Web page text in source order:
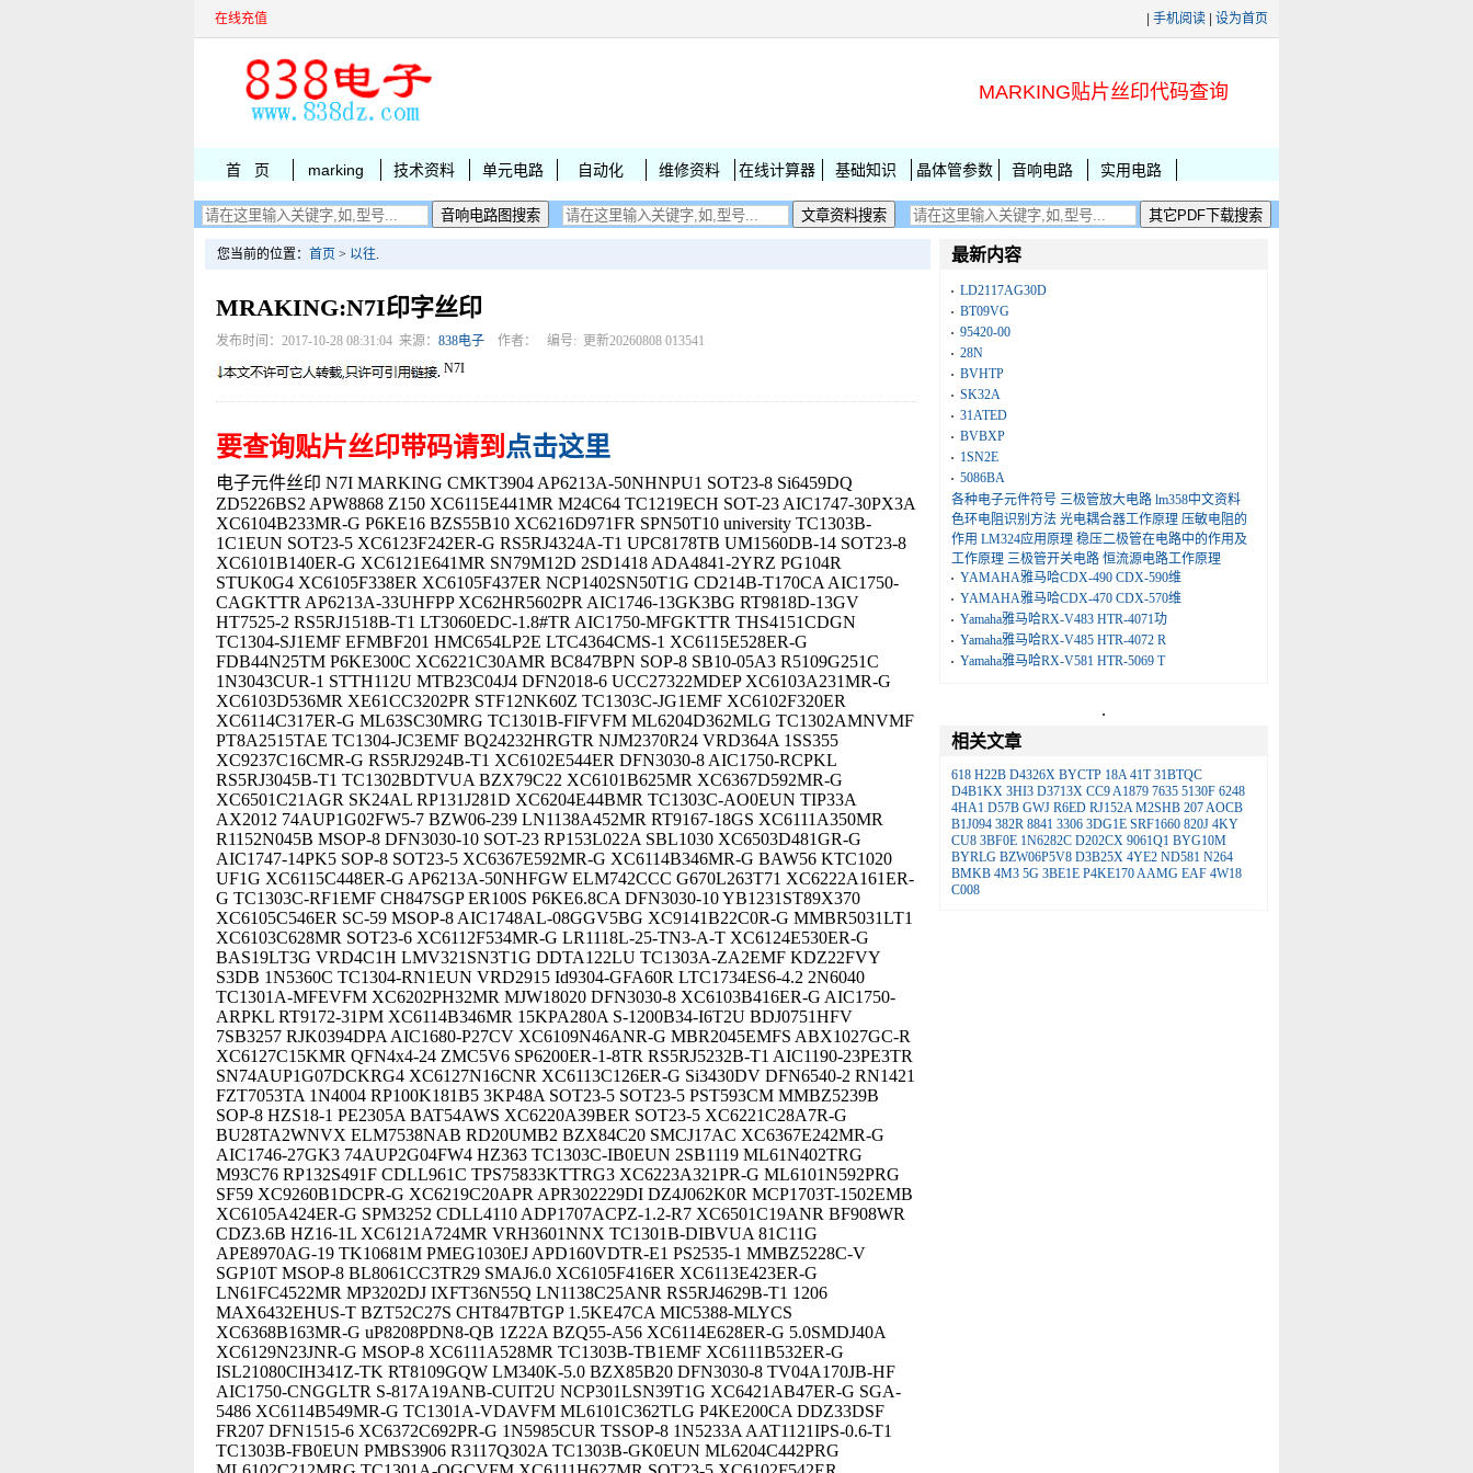
在线充值 手机阅读 设为首页
MARKING贴片丝印代码查询
首 页 marking 技术资料 单元电路 自动化 维修资料 在线计算器 基础知识 晶体管参数 音响电路 实用电路
您当前的位置： 首页 > 以往.
MRAKING:N7I印字丝印
发布时间：2017-10-28 08:31:04 来源： 838电子 作者： 编号: 更新20260808 013541
N7I
要查询贴片丝印带码请到 点击这里
电子元件丝印 N7I MARKING CMKT3904 AP6213A-50NHNPU1 SOT23-8 Si6459DQ
ZD5226BS2 APW8868 Z150 XC6115E441MR M24C64 TC1219ECH SOT-23 AIC1747-30PX3A
XC6104B233MR-G P6KE16 BZS55B10 XC6216D971FR SPN50T10 university TC1303B-
1C1EUN SOT23-5 XC6123F242ER-G RS5RJ4324A-T1 UPC8178TB UM1560DB-14 SOT23-8
XC6101B140ER-G XC6121E641MR SN79M12D 2SD1418 ADA4841-2YRZ PG104R
STUK0G4 XC6105F338ER XC6105F437ER NCP1402SN50T1G CD214B-T170CA AIC1750-
CAGKTTR AP6213A-33UHFPP XC62HR5602PR AIC1746-13GK3BG RT9818D-13GV
HT7525-2 RS5RJ1518B-T1 LT3060EDC-1.8#TR AIC1750-MFGKTTR THS4151CDGN
TC1304-SJ1EMF EFMBF201 HMC654LP2E LTC4364CMS-1 XC6115E528ER-G
FDB44N25TM P6KE300C XC6221C30AMR BC847BPN SOP-8 SB10-05A3 R5109G251C
1N3043CUR-1 STTH112U MTB23C04J4 DFN2018-6 UCC27322MDEP XC6103A231MR-G
XC6103D536MR XE61CC3202PR STF12NK60Z TC1303C-JG1EMF XC6102F320ER
XC6114C317ER-G ML63SC30MRG TC1301B-FIFVFM ML6204D362MLG TC1302AMNVMF
PT8A2515TAE TC1304-JC3EMF BQ24232HRGTR NJM2370R24 VRD364A 1SS355
XC9237C16CMR-G RS5RJ2924B-T1 XC6102E544ER DFN3030-8 AIC1750-RCPKL
RS5RJ3045B-T1 TC1302BDTVUA BZX79C22 XC6101B625MR XC6367D592MR-G
XC6501C21AGR SK24AL RP131J281D XC6204E44BMR TC1303C-AO0EUN TIP33A
AX2012 74AUP1G02FW5-7 BZW06-239 LN1138A452MR RT9167-18GS XC6111A350MR
R1152N045B MSOP-8 DFN3030-10 SOT-23 RP153L022A SBL1030 XC6503D481GR-G
AIC1747-14PK5 SOP-8 SOT23-5 XC6367E592MR-G XC6114B346MR-G BAW56 KTC1020
UF1G XC6115C448ER-G AP6213A-50NHFGW ELM742CCC G670L263T71 XC6222A161ER-
G TC1303C-RF1EMF CH847SGP ER100S P6KE6.8CA DFN3030-10 YB1231ST89X370
XC6105C546ER SC-59 MSOP-8 AIC1748AL-08GGV5BG XC9141B22C0R-G MMBR5031LT1
XC6103C628MR SOT23-6 XC6112F534MR-G LR1118L-25-TN3-A-T XC6124E530ER-G
BAS19LT3G VRD4C1H LMV321SN3T1G DDTA122LU TC1303A-ZA2EMF KDZ22FVY
S3DB 1N5360C TC1304-RN1EUN VRD2915 Id9304-GFA60R LTC1734ES6-4.2 2N6040
TC1301A-MFEVFM XC6202PH32MR MJW18020 DFN3030-8 XC6103B416ER-G AIC1750-
ARPKL RT9172-31PM XC6114B346MR 15KPA280A S-1200B34-I6T2U BDJ0751HFV
7SB3257 RJK0394DPA AIC1680-P27CV XC6109N46ANR-G MBR2045EMFS ABX1027GC-R
XC6127C15KMR QFN4x4-24 ZMC5V6 SP6200ER-1-8TR RS5RJ5232B-T1 AIC1190-23PE3TR
SN74AUP1G07DCKRG4 XC6127N16CNR XC6113C126ER-G Si3430DV DFN6540-2 RN1421
FZT7053TA 1N4004 RP100K181B5 3KP48A SOT23-5 SOT23-5 PST593CM MMBZ5239B
SOP-8 HZS18-1 PE2305A BAT54AWS XC6220A39BER SOT23-5 XC6221C28A7R-G
BU28TA2WNVX ELM7538NAB RD20UMB2 BZX84C20 SMCJ17AC XC6367E242MR-G
AIC1746-27GK3 74AUP2G04FW4 HZ363 TC1303C-IB0EUN 2SB1119 ML61N402TRG
M93C76 RP132S491F CDLL961C TPS75833KTTRG3 XC6223A321PR-G ML6101N592PRG
SF59 XC9260B1DCPR-G XC6219C20APR APR302229DI DZ4J062K0R MCP1703T-1502EMB
XC6105A424ER-G SPM3252 CDLL4110 ADP1707ACPZ-1.2-R7 XC6501C19ANR BF908WR
CDZ3.6B HZ16-1L XC6121A724MR VRH3601NNX TC1301B-DIBVUA 81C11G
APE8970AG-19 TK10681M PMEG1030EJ APD160VDTR-E1 PS2535-1 MMBZ5228C-V
SGP10T MSOP-8 BL8061CC3TR29 SMAJ6.0 XC6105F416ER XC6113E423ER-G
LN61FC4522MR MP3202DJ IXFT36N55Q LN1138C25ANR RS5RJ4629B-T1 1206
MAX6432EHUS-T BZT52C27S CHT847BTGP 1.5KE47CA MIC5388-MLYCS
XC6368B163MR-G uP8208PDN8-QB 1Z22A BZQ55-A56 XC6114E628ER-G 5.0SMDJ40A
XC6129N23JNR-G MSOP-8 XC6111A528MR TC1303B-TB1EMF XC6111B532ER-G
ISL21080CIH341Z-TK RT8109GQW LM340K-5.0 BZX85B20 DFN3030-8 TV04A170JB-HF
AIC1750-CNGGLTR S-817A19ANB-CUIT2U NCP301LSN39T1G XC6421AB47ER-G SGA-
5486 XC6114B549MR-G TC1301A-VDAVFM ML6101C362TLG P4KE200CA DDZ33DSF
FR207 DFN1515-6 XC6372C692PR-G 1N5985CUR TSSOP-8 1N5233A AAT1121IPS-0.6-T1
TC1303B-FB0EUN PMBS3906 R3117Q302A TC1303B-GK0EUN ML6204C442PRG
最新内容
LD2117AG30D
BT09VG
95420-00
28N
BVHTP
SK32A
31ATED
BVBXP
1SN2E
5086BA
各种电子元件符号 三极管放大电路 lm358中文资料
色环电阻识别方法 光电耦合器工作原理 压敏电阻的
作用 LM324应用原理 稳压二极管在电路中的作用及
工作原理 三极管开关电路 恒流源电路工作原理
YAMAHA雅马哈CDX-490 CDX-590维
YAMAHA雅马哈CDX-470 CDX-570维
Yamaha雅马哈RX-V483 HTR-4071功
Yamaha雅马哈RX-V485 HTR-4072 R
Yamaha雅马哈RX-V581 HTR-5069 T
.
相关文章
618 H22B D4326X BYCTP 18A 41T 31BTQC
D4B1KX 3HI3 D3713X CC9A1879 7635 5130F 6248
4HA1 D57B GWJ R6ED RJ152A M2SHB 207AOCB
B1J094 382R 8841 3306 3DG1E SRF1660 820J 4KY
CU8 3BF0E 1N6282C D202CX 9061Q1 BYG10M
BYRLG BZW06P5V8 D3B25X 4YE2 ND581 N264
BMKB 4M3 5G 3BE1E P4KE170AAMG EAF 4W18
C008